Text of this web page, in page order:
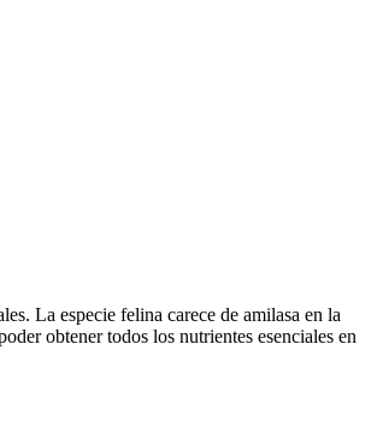
La especie felina carece de amilasa en la
obtener todos los nutrientes esenciales en